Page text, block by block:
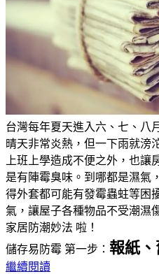
台灣每年夏天進入六、七、八
晴天非常炎熱，但一下雨就滂
上班上學造成不便之外，也讓
是有陣霉臭味。到哪都是濕氣
得外套都可能有發霉蟲蛀等困
氣，讓屋子各種物品不受潮濕
家居防潮妙法 啦！
儲存易防霉 第一步： 報紙
繼續閱讀